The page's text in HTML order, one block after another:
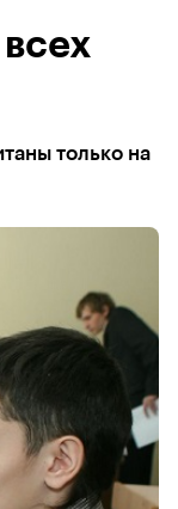
только на